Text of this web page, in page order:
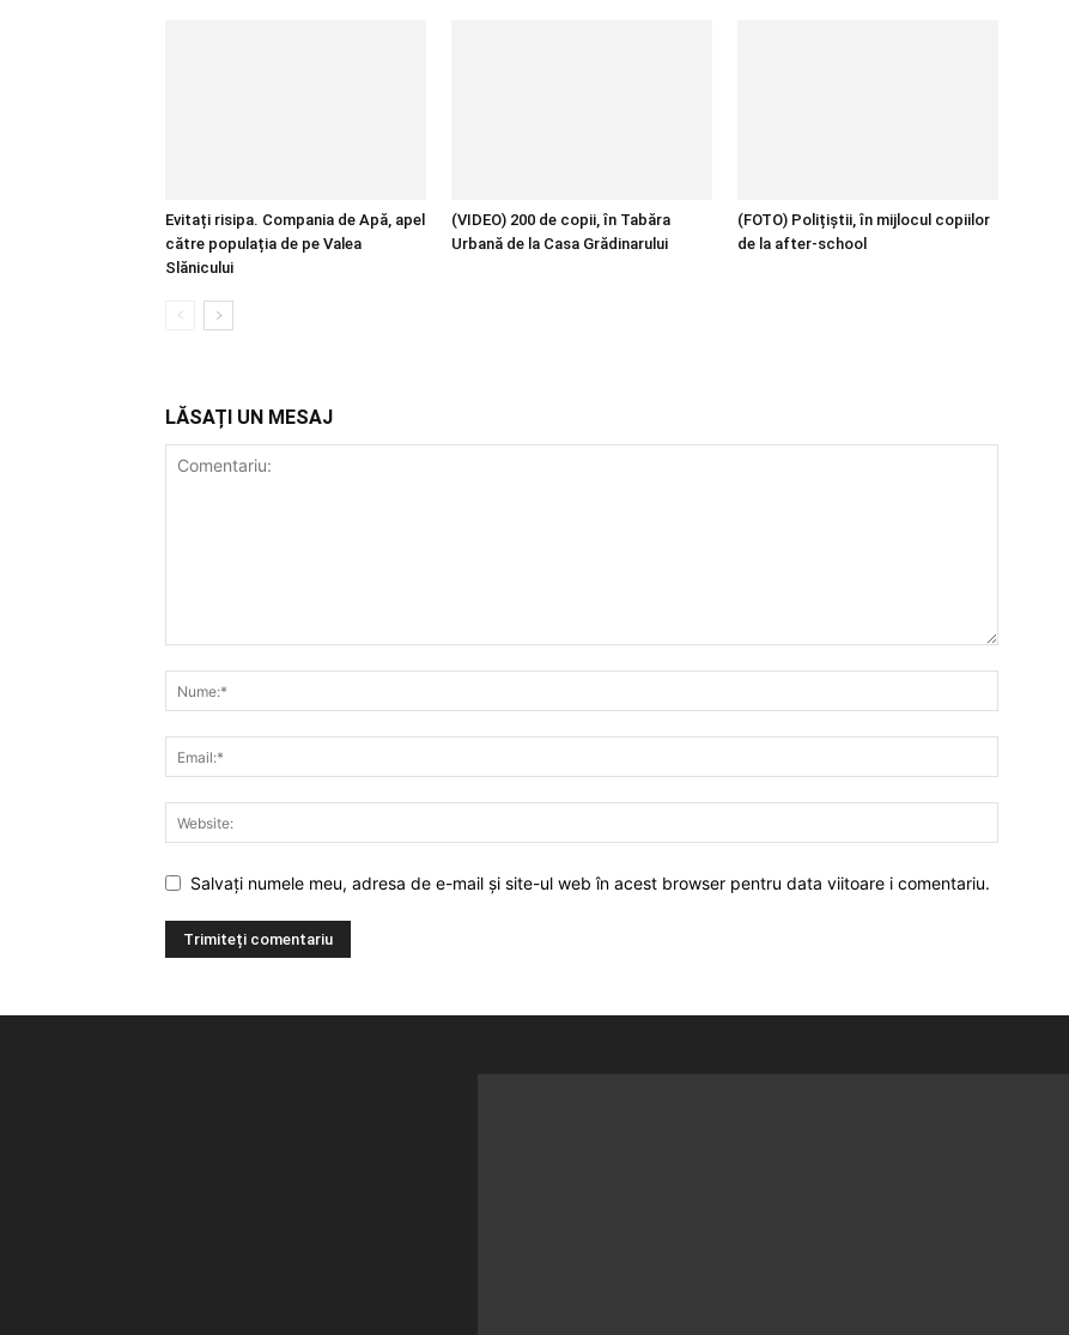
Evitați risipa. Compania de Apă, apel
către populația de pe Valea
Slănicului
(VIDEO) 200 de copii, în Tabăra
Urbană de la Casa Grădinarului
(FOTO) Polițiștii, în mijlocul copiilor
de la after-school
LĂSAȚI UN MESAJ
Salvați numele meu, adresa de e-mail și site-ul web în acest browser pentru data viitoare i comentariu.